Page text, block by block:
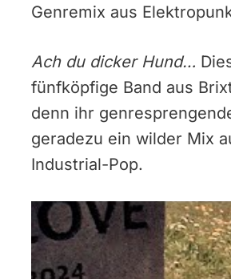
Genremix aus
Ach du dicker Hund…
fünfköpfige Band aus
denn ihr
geradezu ein wilder Mix
Industrial-Pop.